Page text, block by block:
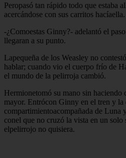
Peropasó tan rápido todo que estaba
acercándose con sus carritos hacíaella.
-¿Comoestas Ginny?- adelantó el
llegaran a su punto.
Lapequeña de los Weasley no
hablar; cuando vio el cuerpo frío de
el mundo de la pelirroja cambió.
Hermionetomó su mano sin haciendo
mayor. Entrócon Ginny en el tren y la
compartimientoacompañada de
conel que no cruzó la vista en un
elpelirrojo no quisiera.